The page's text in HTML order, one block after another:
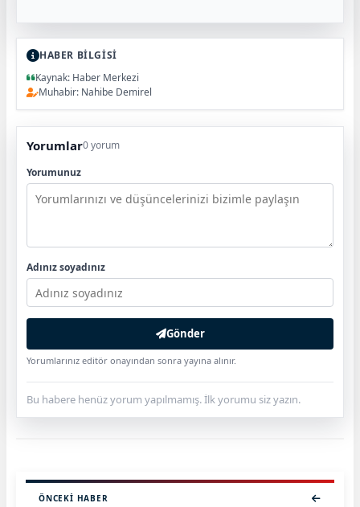
HABER BİLGİSİ
Kaynak: Haber Merkezi
Muhabir: Nahibe Demirel
Yorumlar0 yorum
Yorumunuz
Adınız soyadınız
Gönder
Yorumlarınız editör onayından sonra yayına alınır.
Bu habere henüz yorum yapılmamış. İlk yorumu siz yazın.
ÖNCEKI HABER